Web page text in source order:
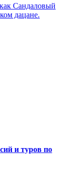
Сандаловый
дацане.
и туров по